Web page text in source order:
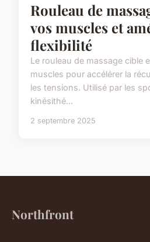
Rouleau de
vos muscles et
flexibilité
Le rouleau de massage cible
muscles pour accélérer la
les tensions. Utilisé par les
kinésithé...
2 septembre 2025
Northfront